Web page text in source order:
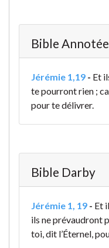
Bible Annotée
Jérémie 1,19 - Et
te pourront rien ;
pour te délivrer.
Bible Darby
Jérémie 1, 19 - Et
ils ne prévaudront
toi, dit l’Éternel,